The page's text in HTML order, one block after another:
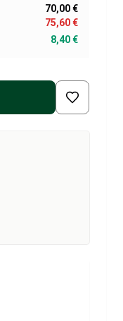
70,00 €
75,60 €
8,40 €